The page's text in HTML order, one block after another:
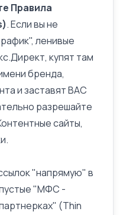
Правила
. Если вы не
", ленивые
купят там
бренда,
и заставят ВАС
разрешайте
сайты,
"напрямую" в
пустые "МФС -
(Thin